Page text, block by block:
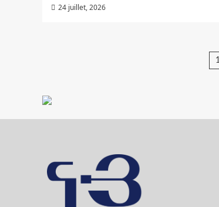
24 juillet, 2026